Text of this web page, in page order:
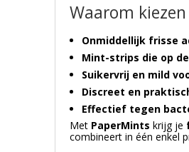
Waarom
Onmiddellijk frisse
Mint-strips die op
Suikervrij en mild
Discreet en
Effectief tegen
Met PaperMints krijg je
combineert in één enkel